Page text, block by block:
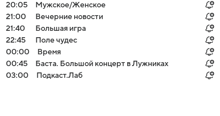
20:05
Мужское/Женское
21:00
Вечерние новости
21:40
Большая игра
22:45
Поле чудес
00:00
Время
00:45
Баста. Большой концерт в Лужниках
03:00
Подкаст.Лаб